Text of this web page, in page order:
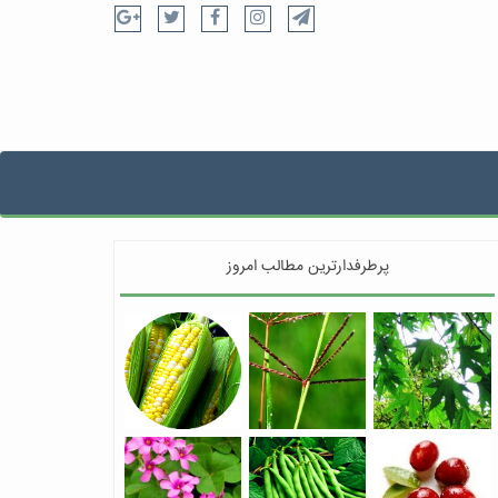
پرطرفدارترین مطالب امروز